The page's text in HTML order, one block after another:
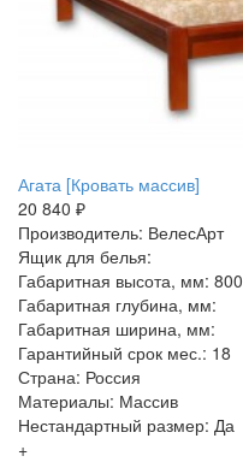
Агата [Кровать массив]
20 840 ₽
Производитель: ВелесАрт
Ящик для белья:
Габаритная высота, мм: 800
Габаритная глубина, мм:
Габаритная ширина, мм:
Гарантийный срок мес.: 18
Страна: Россия
Материалы: Массив
Нестандартный размер: Да
+